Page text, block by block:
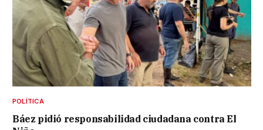
POLÍTICA
Báez pidió responsabilidad ciudadana contra El